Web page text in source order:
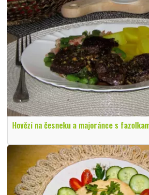
Hovězí na česneku a majoránce s